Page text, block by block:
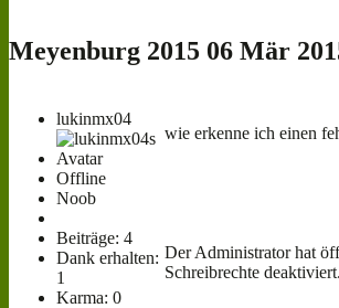
Meyenburg 2015 06 Mär
lukinmx04
Offline
Noob
Beiträge: 4
Dank erhalten:
1
Karma: 0
wie erkenne ich einen
Der Administrator hat
Schreibrechte deaktiviert.